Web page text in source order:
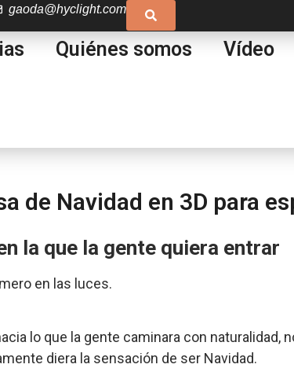
gaoda@hyclight.com
Quiénes somos Vídeo
de Navidad en 3D para
la que la gente quiera entrar
en las luces.
lo que la gente caminara con naturalidad,
diera la sensación de ser Navidad.